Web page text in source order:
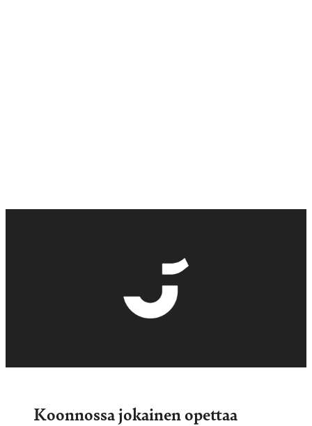
Koonnossa jokainen opettaa